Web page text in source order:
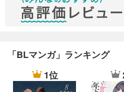
「BLマンガ」ランキング
1位